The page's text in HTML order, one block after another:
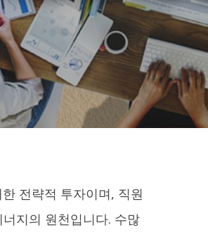
전략적 투자이며, 직원
지의 원천입니다. 수많